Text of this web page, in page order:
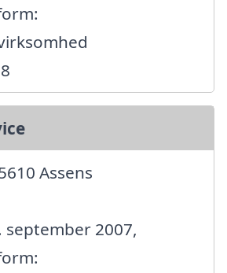
Assens
2007,